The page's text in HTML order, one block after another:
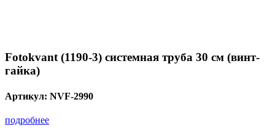
Fotokvant (1190-3) системная труба 30 см (винт-
гайка)
Артикул: NVF-2990
подробнее